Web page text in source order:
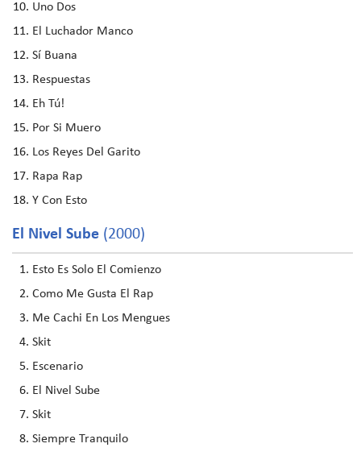
Uno Dos
El Luchador Manco
Sí Buana
Respuestas
Eh Tú!
Por Si Muero
Los Reyes Del Garito
Rapa Rap
Y Con Esto
El Nivel Sube (2000)
Esto Es Solo El Comienzo
Como Me Gusta El Rap
Me Cachi En Los Mengues
Skit
Escenario
El Nivel Sube
Skit
Siempre Tranquilo